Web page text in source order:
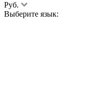
Руб.
Выберите язык: